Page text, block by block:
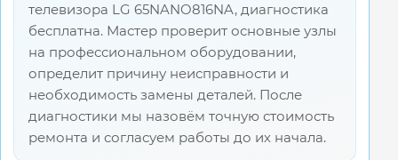
телевизора LG 65NANO816NA, диагностика
бесплатна. Мастер проверит основные узлы
на профессиональном оборудовании,
определит причину неисправности и
необходимость замены деталей. После
диагностики мы назовём точную стоимость
ремонта и согласуем работы до их начала.